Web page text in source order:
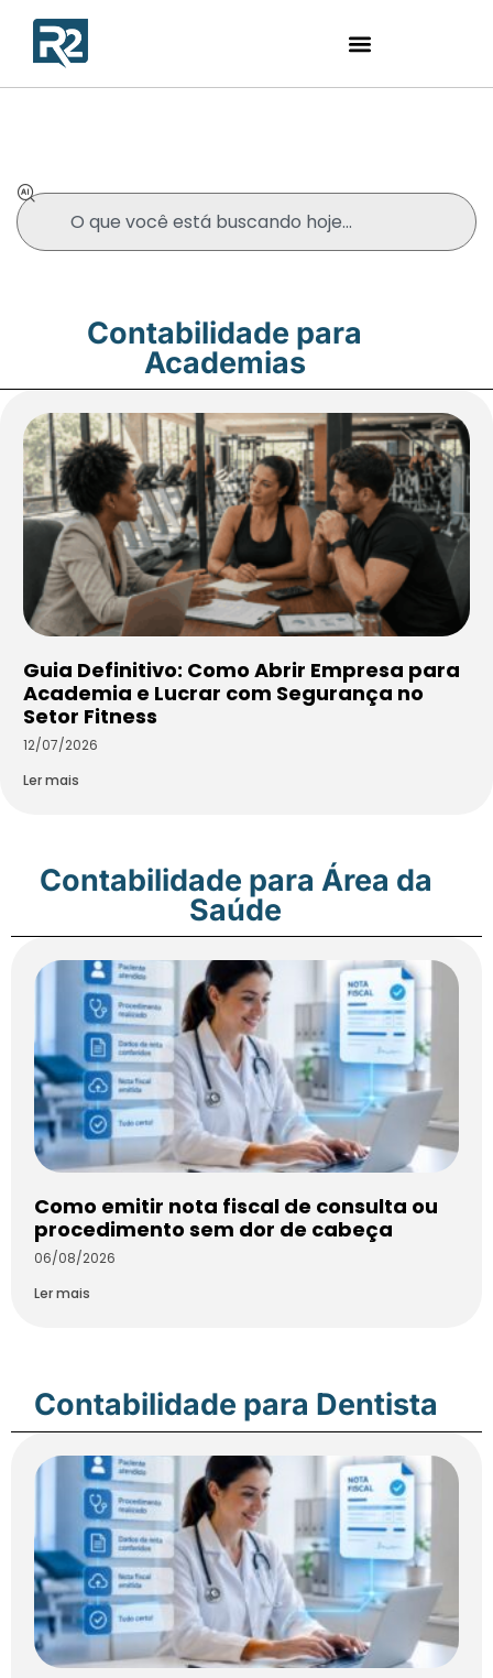
Contabilidade para
Academias
Guia Definitivo: Como Abrir Empresa para
Academia e Lucrar com Segurança no
Setor Fitness
12/07/2026
Ler mais
Contabilidade para Área da
Saúde
Como emitir nota fiscal de consulta ou
procedimento sem dor de cabeça
06/08/2026
Ler mais
Contabilidade para Dentista